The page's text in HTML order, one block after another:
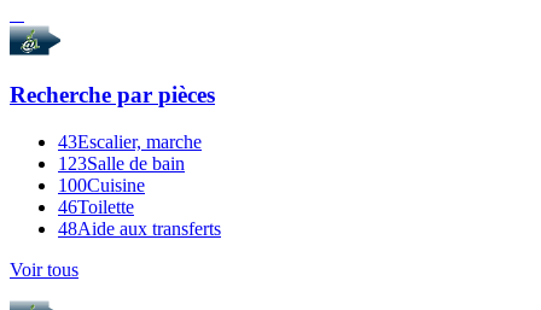
Recherche par pièces
43Escalier, marche
123Salle de bain
100Cuisine
46Toilette
48Aide aux transferts
Voir tous